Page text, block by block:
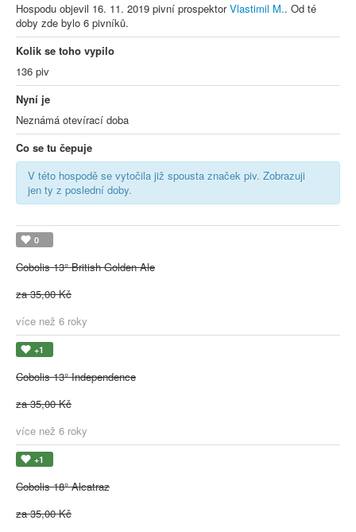
Hospodu objevil 16. 11. 2019 pivní prospektorVlastimil M.. Od té
doby zde bylo 6 pivníků.
Kolik se toho vypilo
136 piv
Nyní je
Neznámá otevírací doba
Co se tu čepuje
V této hospodě se vytočila již spousta značek piv. Zobrazuji
jen ty z poslední doby.
0
Cobolis 13° British Golden Ale
za 35,00 Kč
více než 6 roky
+1
Cobolis 13° Independence
za 35,00 Kč
více než 6 roky
+1
Cobolis 18° Alcatraz
za 35,00 Kč